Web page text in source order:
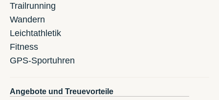
Trailrunning
Wandern
Leichtathletik
Fitness
GPS-Sportuhren
Angebote und Treuevorteile